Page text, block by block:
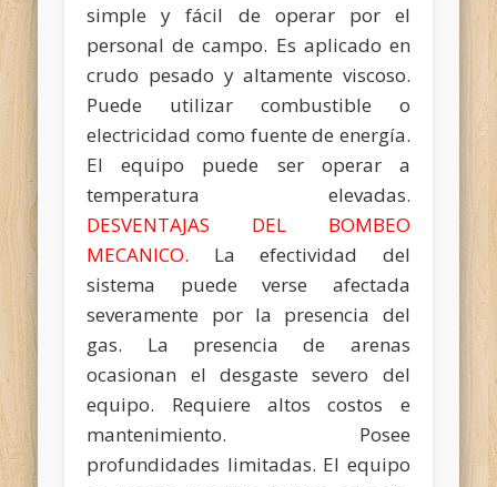
simple y fácil de operar por el
personal de campo. Es aplicado en
crudo pesado y altamente viscoso.
Puede utilizar combustible o
electricidad como fuente de energía.
El equipo puede ser operar a
temperatura elevadas.
DESVENTAJAS DEL BOMBEO
MECANICO. La efectividad del
sistema puede verse afectada
severamente por la presencia del
gas. La presencia de arenas
ocasionan el desgaste severo del
equipo. Requiere altos costos e
mantenimiento. Posee
profundidades limitadas. El equipo